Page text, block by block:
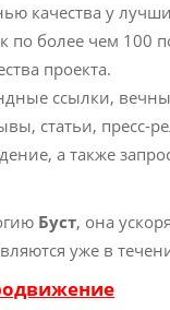
качества у
по более чем 100
проекта.
ссылки,
статьи, пресс-
а также
Буст, она
уже в